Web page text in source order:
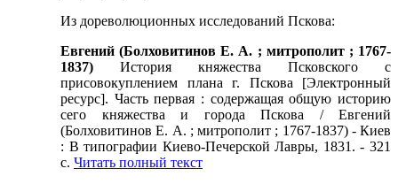
Из дореволюционных исследований Пскова:
Евгений (Болховитинов Е. А. ; митрополит ; 1767-
1837) История княжества Псковского с
присовокуплением плана г. Пскова [Электронный
ресурс]. Часть первая : содержащая общую историю
сего княжества и города Пскова / Евгений
(Болховитинов Е. А. ; митрополит ; 1767-1837) - Киев
: В типографии Киево-Печерской Лавры, 1831. - 321
с. Читать полный текст